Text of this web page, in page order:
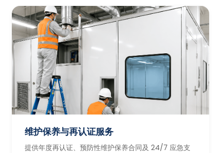
维护保养与再认证服务
提供年度再认证、预防性维护保养合同及 24/7 应急支